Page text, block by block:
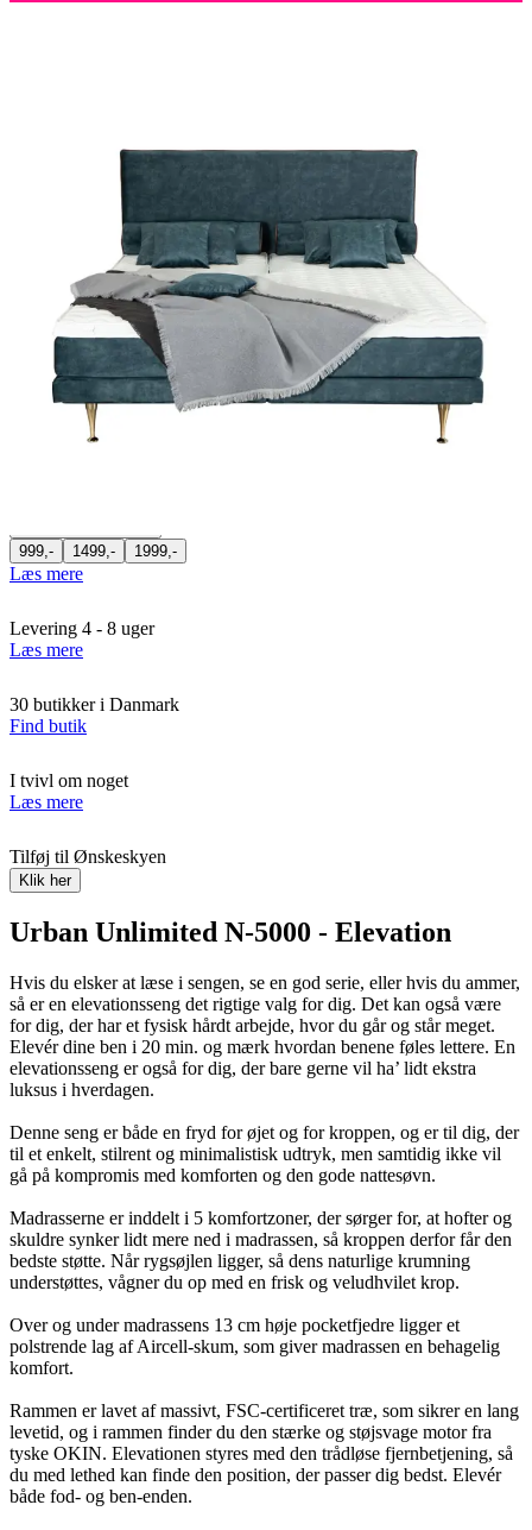
Urban Unlimited N-5000 -
Elevation
Denne stilrene og elegante elevationsseng fra Urban er til dig, der vil
have lidt ekstra luksus i hverdagen. Den er både en fryd for øjet og
giver fantastisk høj liggekomfort. Vælg mellem tre komfortable
topmadrasser. Flotte cocktailben på 12 cm er inkluderet i prisen.
OBS! Sengen er ikke udstillet i vores butikker.
140x200cm
32.399,-
30.698,-
999,- 1499,- 1999,-
Læs mere
Levering 4 - 8 uger
Læs mere
30 butikker i Danmark
Find butik
I tvivl om noget
Læs mere
Tilføj til Ønskeskyen
Klik her
Urban Unlimited N-5000 - Elevation
Hvis du elsker at læse i sengen, se en god serie, eller hvis du ammer,
så er en elevationsseng det rigtige valg for dig. Det kan også være
for dig, der har et fysisk hårdt arbejde, hvor du går og står meget.
Elevér dine ben i 20 min. og mærk hvordan benene føles lettere. En
elevationsseng er også for dig, der bare gerne vil ha’ lidt ekstra
luksus i hverdagen.
Denne seng er både en fryd for øjet og for kroppen, og er til dig, der
til et enkelt, stilrent og minimalistisk udtryk, men samtidig ikke vil
gå på kompromis med komforten og den gode nattesøvn.
Madrasserne er inddelt i 5 komfortzoner, der sørger for, at hofter og
skuldre synker lidt mere ned i madrassen, så kroppen derfor får den
bedste støtte. Når rygsøjlen ligger, så dens naturlige krumning
understøttes, vågner du op med en frisk og veludhvilet krop.
Over og under madrassens 13 cm høje pocketfjedre ligger et
polstrende lag af Aircell-skum, som giver madrassen en behagelig
komfort.
Rammen er lavet af massivt, FSC-certificeret træ, som sikrer en lang
levetid, og i rammen finder du den stærke og støjsvage motor fra
tyske OKIN. Elevationen styres med den trådløse fjernbetjening, så
du med lethed kan finde den position, der passer dig bedst. Elevér
både fod- og ben-enden.